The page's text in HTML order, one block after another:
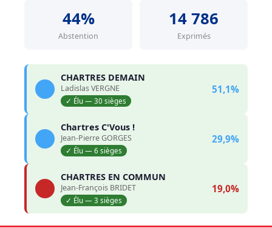
44%
Abstention
14 786
Exprimés
CHARTRES DEMAIN
Ladislas VERGNE
✓ Élu — 30 sièges
51,1%
Chartres C'Vous !
Jean-Pierre GORGES
✓ Élu — 6 sièges
29,9%
CHARTRES EN COMMUN
Jean-François BRIDET
✓ Élu — 3 sièges
19,0%